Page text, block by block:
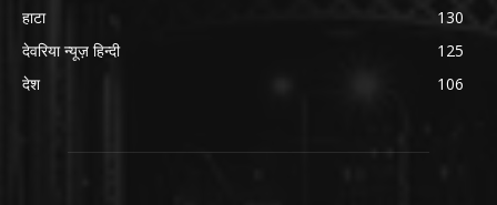
हाटा
130
देवरिया न्यूज़ हिन्दी
125
देश
106